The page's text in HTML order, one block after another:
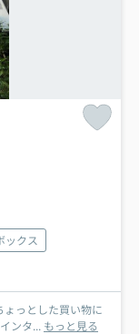
ックス
っとした買い物に
ンタ... もっと見る